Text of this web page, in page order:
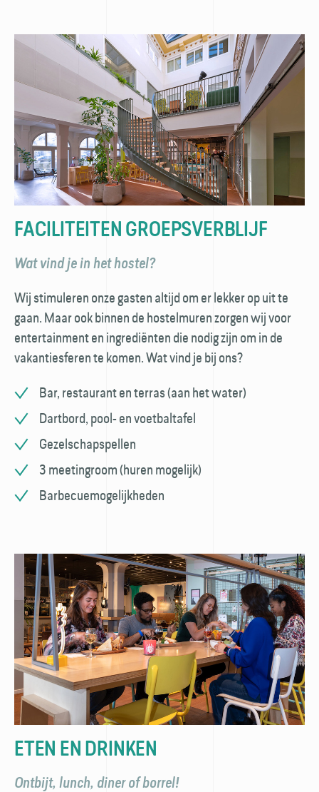
FACILITEITEN GROEPSVERBLIJF
Wat vind je in het hostel?
Wij stimuleren onze gasten altijd om er lekker op uit te
gaan. Maar ook binnen de hostelmuren zorgen wij voor
entertainment en ingrediënten die nodig zijn om in de
vakantiesferen te komen. Wat vind je bij ons?
Bar, restaurant en terras (aan het water)
Dartbord, pool- en voetbaltafel
Gezelschapspellen
3 meetingroom (huren mogelijk)
Barbecuemogelijkheden
ETEN EN DRINKEN
Ontbijt, lunch, diner of borrel!